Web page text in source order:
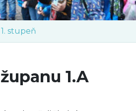
1. stupeň
1.A